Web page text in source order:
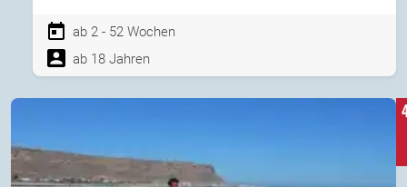
ab 2 - 52 Wochen
ab 18 Jahren